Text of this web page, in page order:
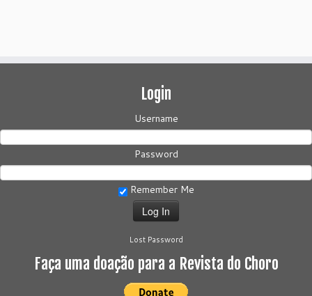
Login
Username
Password
Remember Me
Lost Password
Faça uma doação para a Revista do Choro